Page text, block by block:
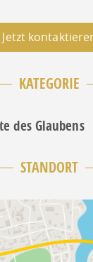
Jetzt
KATEGORIE
des Glaubens
STANDORT